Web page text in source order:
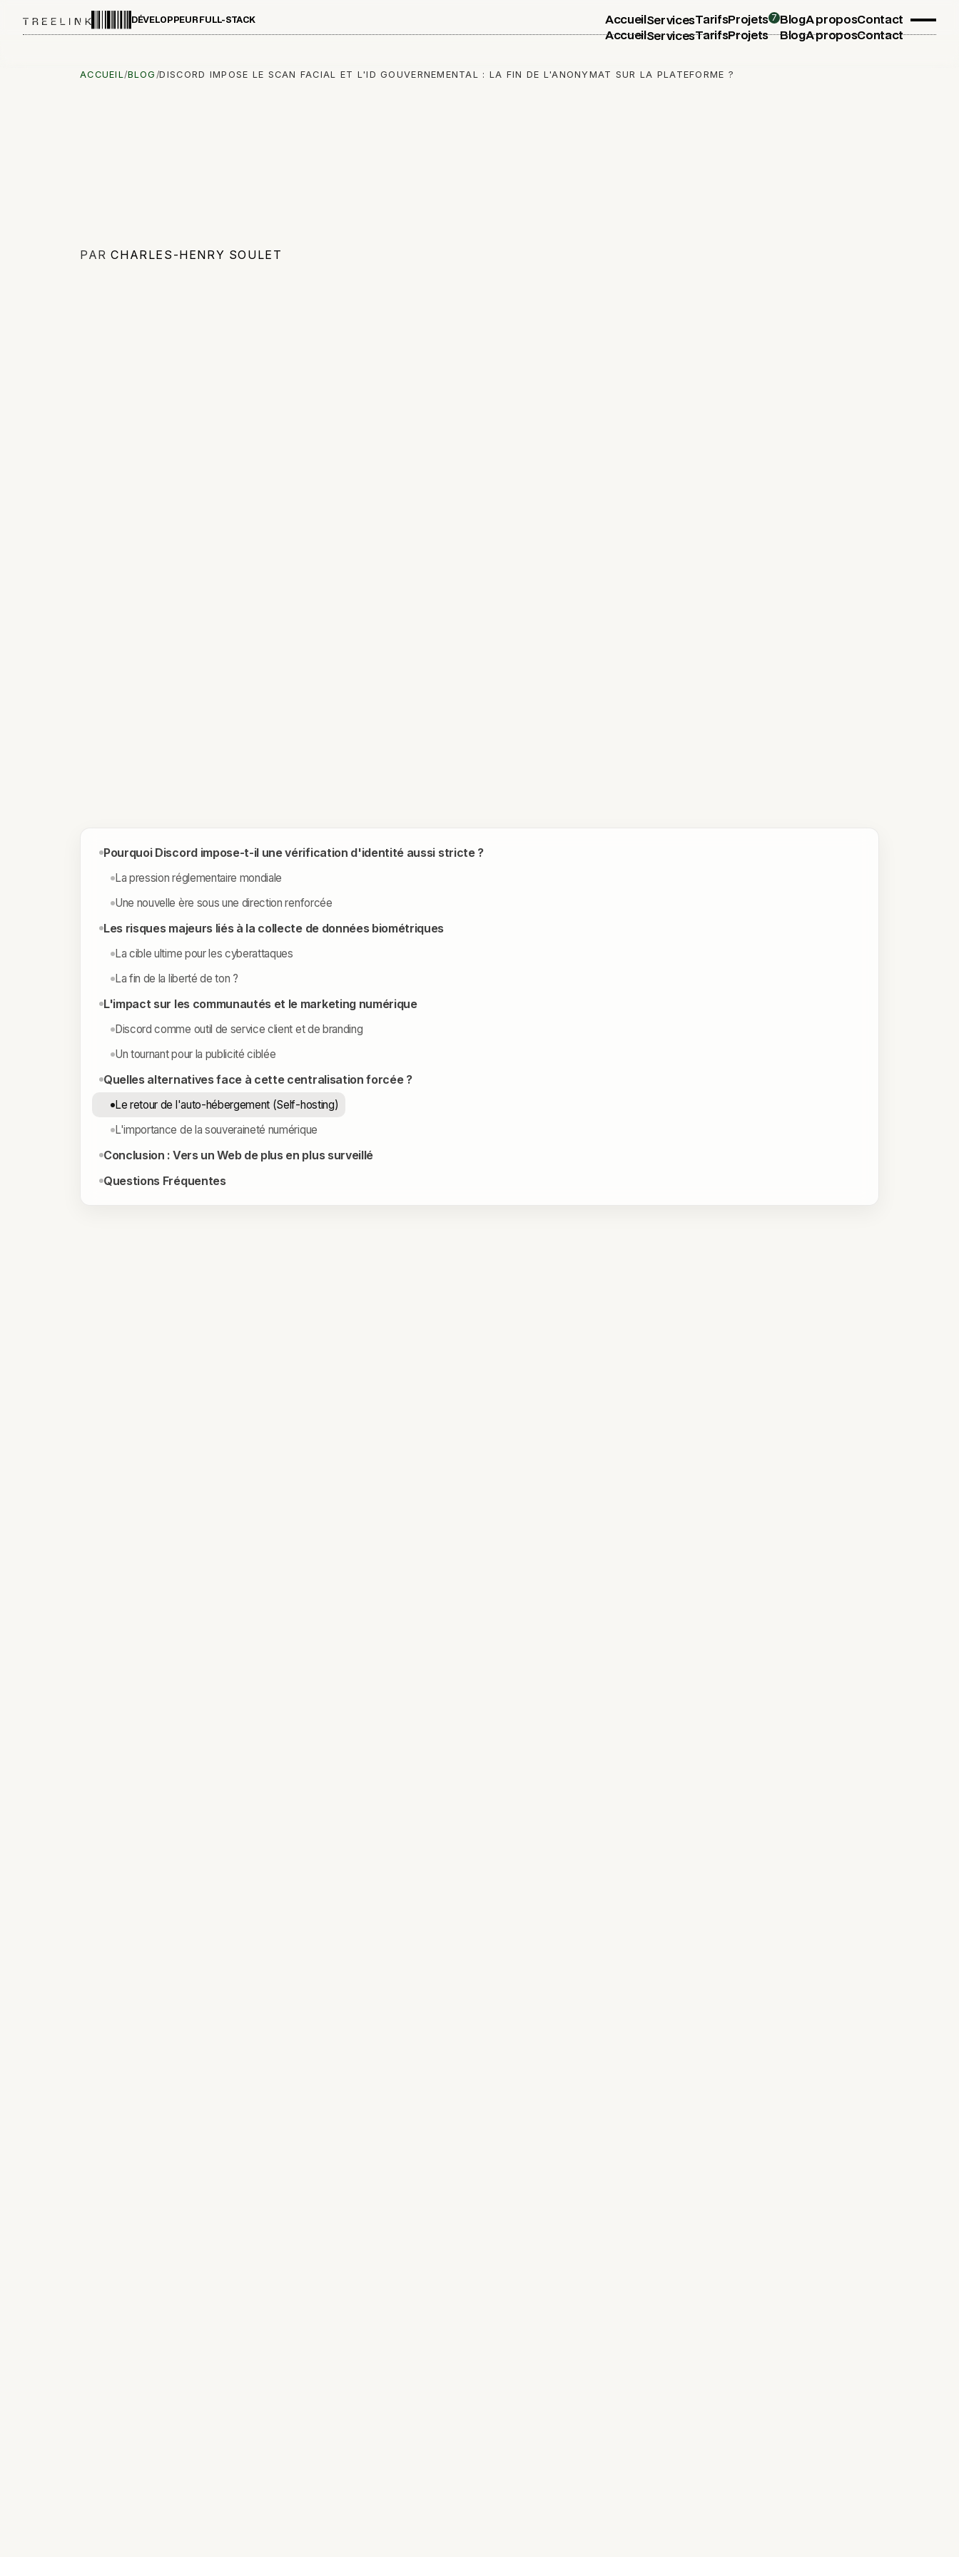
DÉVELOPPEUR FULL-STACK
Accueil
Accueil
Services
Services
Tarifs
Tarifs
Projets
Projets
7 Blog
Blog
A propos
A propos
Contact
Contact
ACCUEIL/BLOG /DISCORD IMPOSE LE SCAN FACIAL ET L'ID GOUVERNEMENTAL : LA FIN DE L'ANONYMAT SUR LA PLATEFORME ?
PARCHARLES-HENRY SOULET
Pourquoi Discord impose-t-il une vérification d'identité aussi stricte ?
La pression réglementaire mondiale
Une nouvelle ère sous une direction renforcée
Les risques majeurs liés à la collecte de données biométriques
La cible ultime pour les cyberattaques
La fin de la liberté de ton ?
L'impact sur les communautés et le marketing numérique
Discord comme outil de service client et de branding
Un tournant pour la publicité ciblée
Quelles alternatives face à cette centralisation forcée ?
Le retour de l'auto-hébergement (Self-hosting)
L'importance de la souveraineté numérique
Conclusion : Vers un Web de plus en plus surveillé
Questions Fréquentes